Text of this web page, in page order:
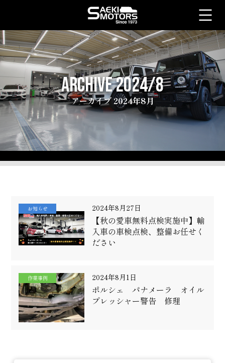
ARCHIVE 2024/8
アーカイブ 2024年8月
お知らせ 2024年8月27日
【秋の愛車無料点検実施中】輸
入車の車検点検、整備お任せく
ださい
作業事例 2024年8月1日
ポルシェ パナメーラ オイル
プレッシャー警告 修理